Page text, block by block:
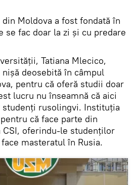
Moldova a fost fondată în
se fac doar la zi și cu predare
Tatiana Mlecico,
deosebită în câmpul
pentru că oferă studii doar
lucru nu înseamnă că aici
rusolingvi. Instituția
că face parte din
CSI, oferindu-le studenților
masteratul în Rusia.